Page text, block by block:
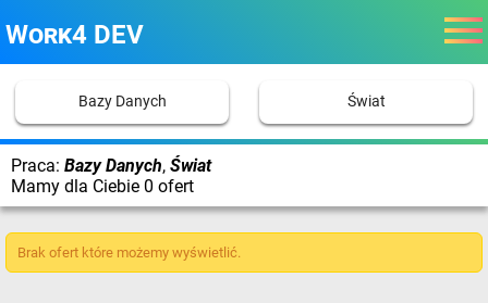
Work4 DEV
Bazy Danych Świat
Praca: Bazy Danych, Świat
Mamy dla Ciebie 0 ofert
Brak ofert które możemy wyświetlić.